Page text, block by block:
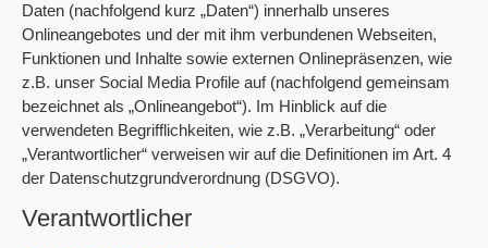
Daten (nachfolgend kurz „Daten“) innerhalb unseres
Onlineangebotes und der mit ihm verbundenen Webseiten,
Funktionen und Inhalte sowie externen Onlinepräsenzen, wie
z.B. unser Social Media Profile auf (nachfolgend gemeinsam
bezeichnet als „Onlineangebot“). Im Hinblick auf die
verwendeten Begrifflichkeiten, wie z.B. „Verarbeitung“ oder
„Verantwortlicher“ verweisen wir auf die Definitionen im Art. 4
der Datenschutzgrundverordnung (DSGVO).
Verantwortlicher